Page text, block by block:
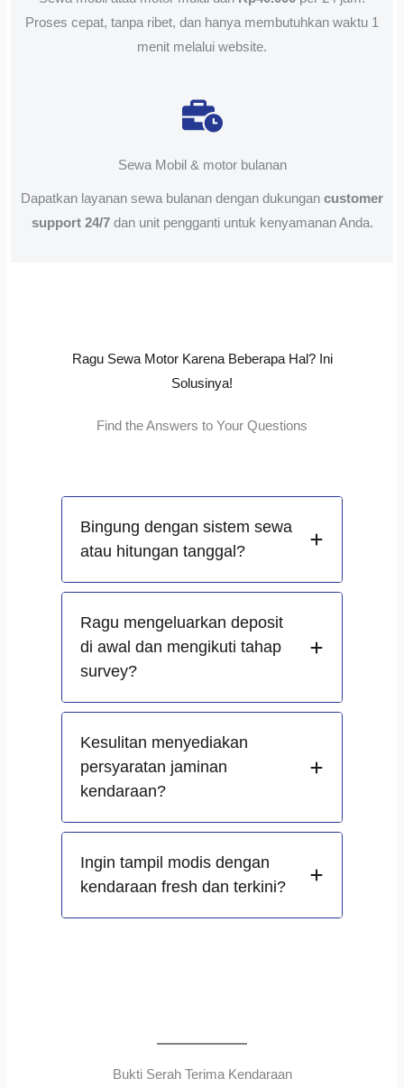
Proses cepat, tanpa ribet, dan hanya membutuhkan waktu 1
menit melalui website.
Sewa Mobil & motor bulanan
Dapatkan layanan sewa bulanan dengan dukungan customer
support 24/7dan unit pengganti untuk kenyamanan Anda.
Ragu Sewa Motor Karena Beberapa Hal? Ini
Solusinya!
Find the Answers to Your Questions
Bingung dengan sistem sewa
atau hitungan tanggal?
Ragu mengeluarkan deposit
di awal dan mengikuti tahap
survey?
Kesulitan menyediakan
persyaratan jaminan
kendaraan?
Ingin tampil modis dengan
kendaraan fresh dan terkini?
Bukti Serah Terima Kendaraan